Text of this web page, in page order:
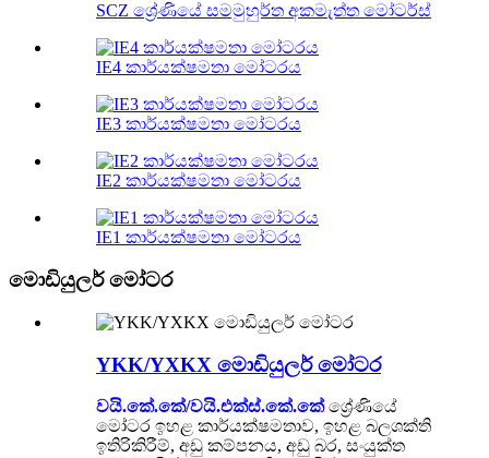
SCZ ශ්‍රේණියේ සමමුහුර්ත අකමැත්ත මෝටර්ස්
IE4 කාර්යක්ෂමතා මෝටරය
IE3 කාර්යක්ෂමතා මෝටරය
IE2 කාර්යක්ෂමතා මෝටරය
IE1 කාර්යක්ෂමතා මෝටරය
මොඩියුලර් මෝටර
YKK/YXKX මොඩියුලර් මෝටර
වයි.කේ.කේ/වයි.එක්ස්.කේ.කේ ශ්‍රේණියේ
මෝටර ඉහළ කාර්යක්ෂමතාව, ඉහළ බලශක්ති
ඉතිරිකිරීම්, අඩු කම්පනය, අඩු බර, සංයුක්ත